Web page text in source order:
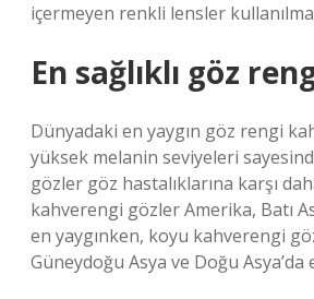
içermeyen renkli lensler
En sağlıklı göz
Dünyadaki en yaygın göz rengi
yüksek melanin seviyeleri
gözler göz hastalıklarına karşı
kahverengi gözler Amerika, Batı
en yaygınken, koyu kahverengi
Güneydoğu Asya ve Doğu Asya’da